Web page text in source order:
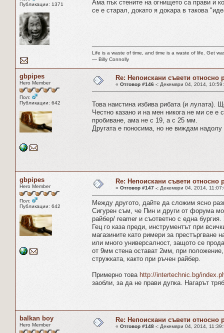
Публикации: 1371
Ама пък стените на огнището са прави и
се е старал, докато я докара в такова
Life is a waste of time, and time is a waste of life. Get
― Billy Connolly
gbpipes
Hero Member
Пол:
Публикации: 642
Re: Непоискани съвети относно
« Отговор #146 -: Декември 04, 2014,
Това наистина избива рибата (и лулата).
Честно казано и на мен никога не ми се е
пробиване, ама не с 19, а с 25 мм.
Другата е поносима, но не виждам надолу
gbpipes
Hero Member
Пол:
Публикации: 642
Re: Непоискани съвети относно
« Отговор #147 -: Декември 04, 2014,
Между другото, дайте да сложим ясно
Сигурен съм, че Пин и други от форума
райбер/ reamer и съответно с една
Гец го каза преди, инструментът при
магазините като римери за
или много универсалност, защото се
от 9мм стена остават 2мм, при
стружката, както при ръчен райбер.
Примерно това http://intertechnic.bg/
заобли, за да не прави дупка. Нагарът
balkan boy
Hero Member
Re: Непоискани съвети относно
« Отговор #148 -: Декември 04, 2014,